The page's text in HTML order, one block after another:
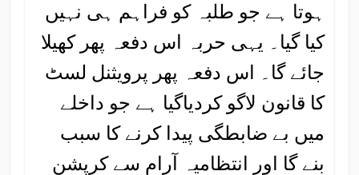
ہوتا ہے جو طلبہ کو فراہم ہی نہیں
کیا گیا۔ یہی حربہ اس دفعہ پھر کھیلا
جائے گا۔ اس دفعہ پھر پرویثنل لسٹ
کا قانون لاگو کردیاگیا ہے جو داخلے
میں بے ضابطگی پیدا کرنے کا سبب
بنے گا اور انتظامیہ آرام سے کرپشن